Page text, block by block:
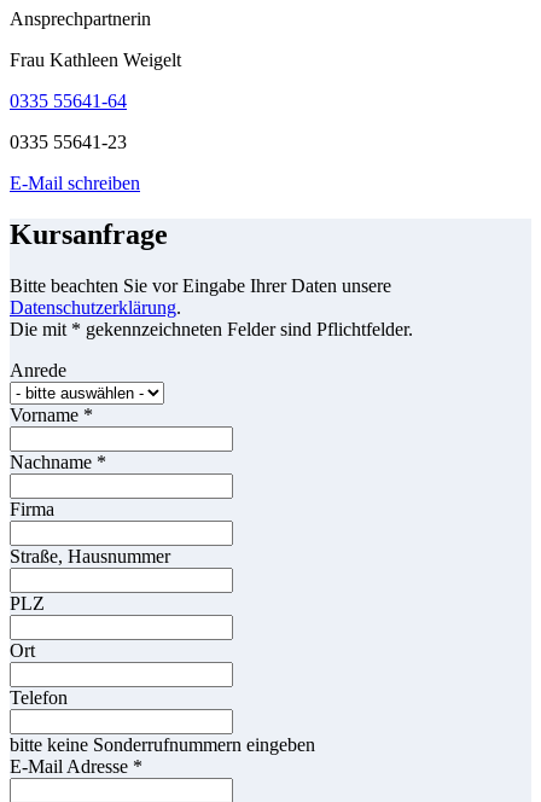
Ansprechpartnerin
Frau Kathleen Weigelt
0335 55641-64
0335 55641-23
E-Mail schreiben
Kursanfrage
Bitte beachten Sie vor Eingabe Ihrer Daten unsere
Datenschutzerklärung.
Die mit * gekennzeichneten Felder sind Pflichtfelder.
Anrede
Vorname *
Nachname *
Firma
Straße, Hausnummer
PLZ
Ort
Telefon
bitte keine Sonderrufnummern eingeben
E-Mail Adresse *